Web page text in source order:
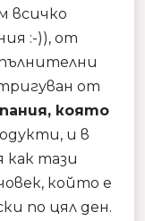
всичко
:-)), от
от
която
и в
как тази
който е
по цял ден.